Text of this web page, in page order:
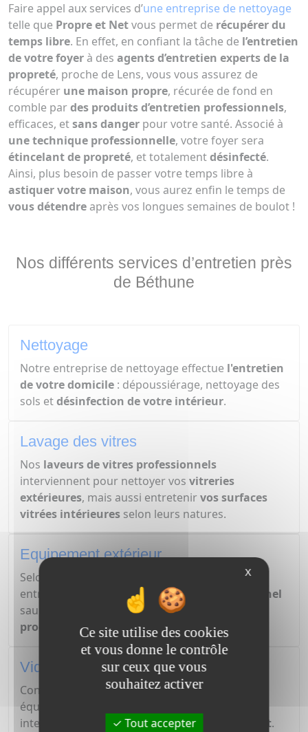
Faire appel aux services d’une entreprise de nettoyage
telle que Propre et Netvous permet de récupérer du
temps libre. En effet, en confiant la tâche de l’entretien
de votre foyer à des agents d’entretien experts de la
propreté, proche de Lens, vous vous assurez de
récupérer une maison propre, récurée de fond en
comble pardes produits d’entretien professionnels,
efficaces, etsans danger pour votre santé. Associé à
une technique professionnelle, votre foyer sera
étincelant de propreté, et totalementdésinfecté.
Ainsi, plus besoin de passer votre temps libre à
astiquer votre maison, vous aurez enfin le temps de
vous détendre après vos longues semaines de boulot !
Nos différents services d’entretien près
de Béthune
Nettoyage
Notre entreprise de nettoyage effectue l'entretien
de votre domicile : dépoussiérage, nettoyage des
sols etdésinfection de votre intérieur.
Lavage des vitres
Nos laveurs de vitres professionnels
interviennent pour nettoyer vos vitreries
extérieures, mais aussi entretenirvos surfaces
vitrées intérieures selon leurs natures.
Equipement extérieur
Selon
entretien va différer : un
nettoyeur professionnel
saura
adapter son entretienainsi que
produit
s utilisés.
Vide-maison
Confiez la tâche devider votre maison
équipe de débarrasseurs professionnels : nous
intervenons
rapidementaprès un devis gratuit.
X
Ce site utilise des cookies
et vous donne le contrôle
sur ceux que vous
souhaitez activer
Tout accepter